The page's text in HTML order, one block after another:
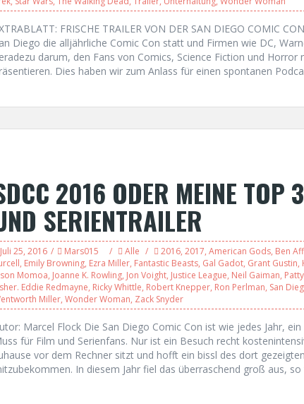
FRISCHE TRAILER VON DER SAN DIEGO COMIC
Diego die alljährliche Comic Con statt und Firmen wie DC,
darum, den Fans von Comics, Science Fiction und Horror
Dies haben wir zum Anlass für einen spontanen
2016 ODER MEINE TOP
SERIENTRAILER
Juli 25, 2016 Mars015 Alle 2016, 2017, American Gods, Ben
, Emily Browning, Ezra Miller, Fantastic Beasts, Gal Gadot, Grant Gustin,
Momoa, Joanne K. Rowling, Jon Voight, Justice League, Neil Gaiman,
Eddie Redmayne, Ricky Whittle, Robert Knepper, Ron Perlman, San
Miller, Wonder Woman, Zack Snyder
Marcel Flock Die San Diego Comic Con ist wie jedes Jahr,
für Film und Serienfans. Nur ist ein Besuch recht
vor dem Rechner sitzt und hofft ein bissl des dort
In diesem Jahr fiel das überraschend groß aus,